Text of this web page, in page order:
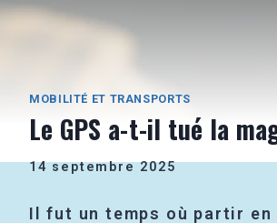
MOBILITÉ ET TRANSPORTS
Le GPS a-t-il tué la
14 septembre 2025
Il fut un temps où partir en